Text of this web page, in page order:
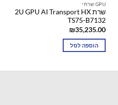
GPU שרתי
שרת 2U GPU AI Transport HX
TS75-B7132
₪35,235.00
הוספה לסל